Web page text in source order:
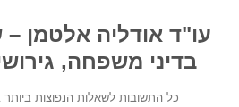
עו"ד אודליה אלטמן –
בדיני משפחה,
כל התשובות לשאלות הנפוצות